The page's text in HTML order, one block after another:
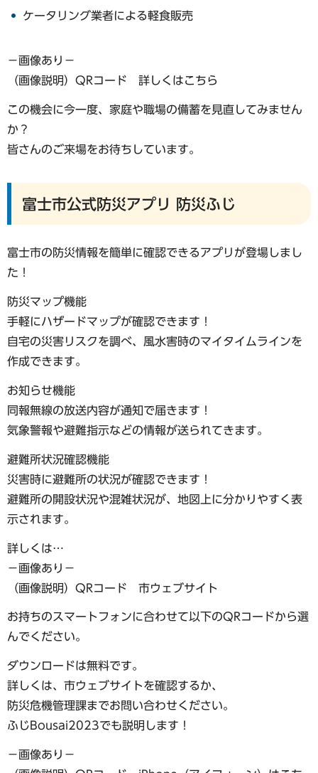
ケータリング業者による軽食販売
−画像あり−
（画像説明）QRコード 詳しくはこちら
この機会に今一度、家庭や職場の備蓄を見直してみません
か？
皆さんのご来場をお待ちしています。
富士市公式防災アプリ 防災ふじ
富士市の防災情報を簡単に確認できるアプリが登場しまし
た！
防災マップ機能
手軽にハザードマップが確認できます！
自宅の災害リスクを調べ、風水害時のマイタイムラインを
作成できます。
お知らせ機能
同報無線の放送内容が通知で届きます！
気象警報や避難指示などの情報が送られてきます。
避難所状況確認機能
災害時に避難所の状況が確認できます！
避難所の開設状況や混雑状況が、地図上に分かりやすく表
示されます。
詳しくは…
−画像あり−
（画像説明）QRコード 市ウェブサイト
お持ちのスマートフォンに合わせて以下のQRコードから選
んでください。
ダウンロードは無料です。
詳しくは、市ウェブサイトを確認するか、
防災危機管理課までお問い合わせください。
ふじBousai2023でも説明します！
−画像あり−